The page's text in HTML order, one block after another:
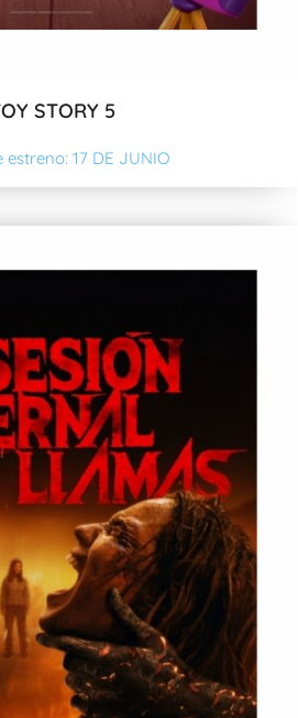
STORY 5
estreno: 17 DE JUNIO